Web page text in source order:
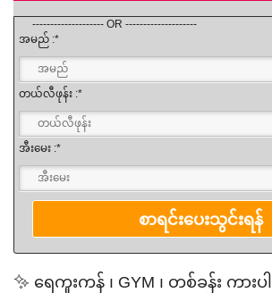
-------------------- OR --------------------
အမည် :*
တယ်လီဖုန်း :*
အီးမေး :*
✨ ရေကူးကန် ၊ GYM ၊ တစ်ခန်း ကား